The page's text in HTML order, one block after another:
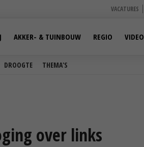
VACATURES
DROOGTE THEMA'S
AKKER- & TUINBOUW REGIO VIDEO
over links